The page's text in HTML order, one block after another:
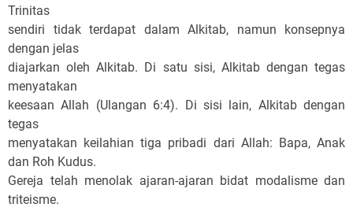
Trinitas
sendiri tidak terdapat dalam Alkitab, namun konsepnya
dengan jelas
diajarkan oleh Alkitab. Di satu sisi, Alkitab dengan tegas
menyatakan
keesaan Allah (Ulangan 6:4). Di sisi lain, Alkitab dengan
tegas
menyatakan keilahian tiga pribadi dari Allah: Bapa, Anak
dan Roh Kudus.
Gereja telah menolak ajaran-ajaran bidat modalisme dan
triteisme.